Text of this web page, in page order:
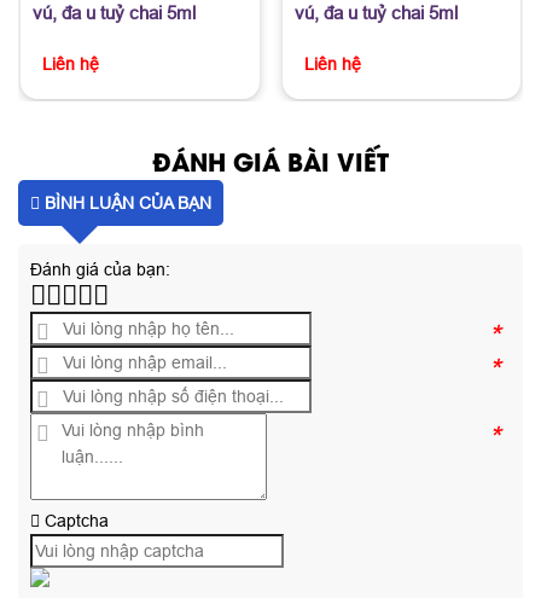
vú, đa u tuỷ chai 5ml
Liên hệ
vú, đa u tuỷ chai 5ml
Liên hệ
ĐÁNH GIÁ BÀI VIẾT
BÌNH LUẬN CỦA BẠN
Đánh giá của bạn:
*
*
*
Captcha